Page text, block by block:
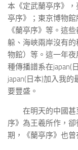
本《定武蘭亭序》
亭序》；東京博物
《蘭亭序》等。這
躲、海峽兩岸沒有
物館）等。這一年
種傳播譜系在japan(
japan(日本)加入我
要豐盛。
在明天的中國甚
序》為王羲所作，
期，《蘭亭序》也曾